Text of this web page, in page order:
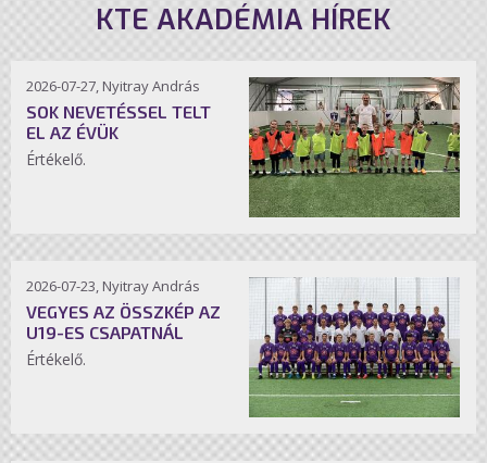
KTE AKADÉMIA HÍREK
2026-07-27, Nyitray András
SOK NEVETÉSSEL TELT
EL AZ ÉVÜK
Értékelő.
2026-07-23, Nyitray András
VEGYES AZ ÖSSZKÉP AZ
U19-ES CSAPATNÁL
Értékelő.